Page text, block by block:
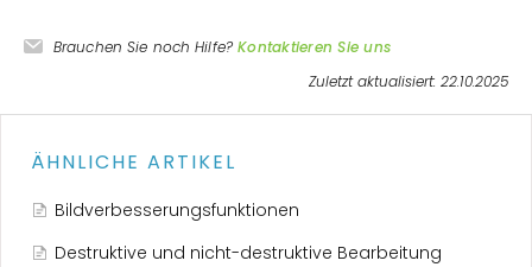
Brauchen Sie noch Hilfe? Kontaktieren Sie uns
Zuletzt aktualisiert: 22.10.2025
ÄHNLICHE ARTIKEL
Bildverbesserungsfunktionen
Destruktive und nicht-destruktive Bearbeitung